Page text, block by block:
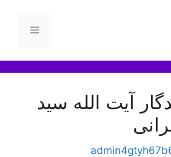
فهرست
آیت الله سید